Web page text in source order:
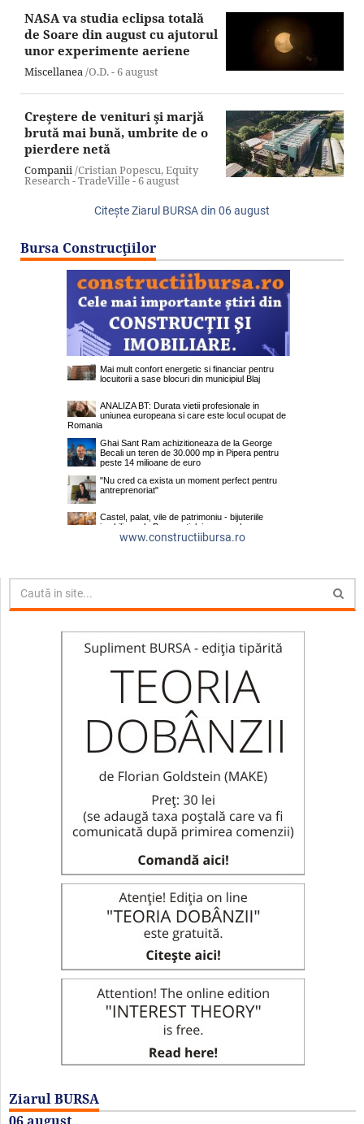
NASA va studia eclipsa totală
de Soare din august cu ajutorul
unor experimente aeriene
Miscellanea/O.D. -6 august
Creştere de venituri şi marjă
brută mai bună, umbrite de o
pierdere netă
Companii/Cristian Popescu, Equity
Research - TradeVille -6 august
Citeşte Ziarul BURSA din 06 august
Bursa Construcţiilor
www.constructiibursa.ro
Ziarul BURSA